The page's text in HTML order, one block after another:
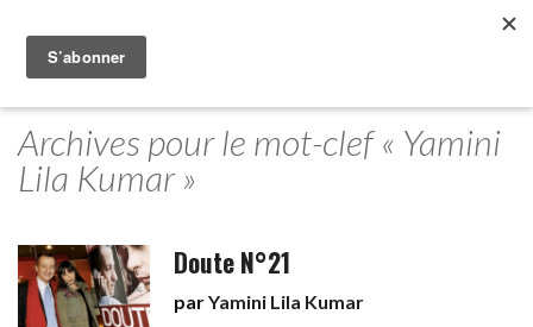
Archives pour le mot-clef « Yamini
Lila Kumar »
Doute N°21
parYamini Lila Kumar